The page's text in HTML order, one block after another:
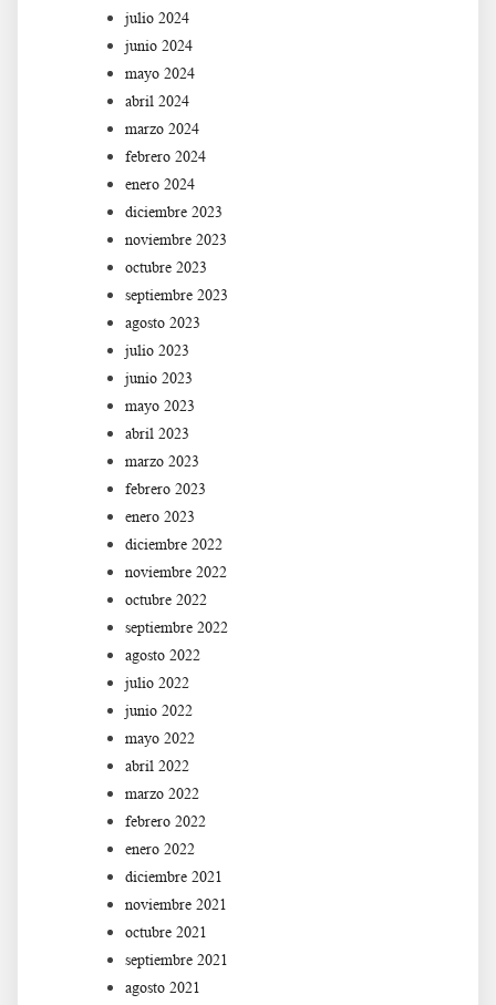
julio 2024
junio 2024
mayo 2024
abril 2024
marzo 2024
febrero 2024
enero 2024
diciembre 2023
noviembre 2023
octubre 2023
septiembre 2023
agosto 2023
julio 2023
junio 2023
mayo 2023
abril 2023
marzo 2023
febrero 2023
enero 2023
diciembre 2022
noviembre 2022
octubre 2022
septiembre 2022
agosto 2022
julio 2022
junio 2022
mayo 2022
abril 2022
marzo 2022
febrero 2022
enero 2022
diciembre 2021
noviembre 2021
octubre 2021
septiembre 2021
agosto 2021